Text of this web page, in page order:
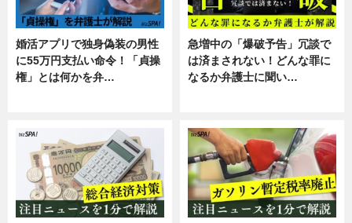
婚活アプリで独身偽装の男性
に55万円支払い命令！「貞操
権」とは何かを弁…
急増中の「爆破予告」冗談で
は済まされない！どんな罪に
なるか弁護士に聞い…